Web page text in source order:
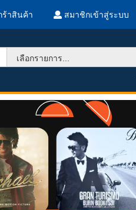
าสินค้า สมาชิกเข้าสู่ระบบ